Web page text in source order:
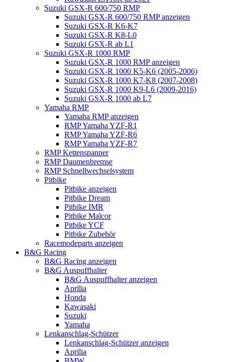
Suzuki GSX-R 600/750 RMP
Suzuki GSX-R 600/750 RMP anzeigen
Suzuki GSX-R K6-K7
Suzuki GSX-R K8-L0
Suzuki GSX-R ab L1
Suzuki GSX-R 1000 RMP
Suzuki GSX-R 1000 RMP anzeigen
Suzuki GSX-R 1000 K5-K6 (2005-2006)
Suzuki GSX-R 1000 K7-K8 (2007-2008)
Suzuki GSX-R 1000 K9-L6 (2009-2016)
Suzuki GSX-R 1000 ab L7
Yamaha RMP
Yamaha RMP anzeigen
RMP Yamaha YZF-R1
RMP Yamaha YZF-R6
RMP Yamaha YZF-R7
RMP Kettenspanner
RMP Daumenbremse
RMP Schnellwechselsystem
Pitbike
Pitbike anzeigen
Pitbike Dream
Pitbike IMR
Pitbike Malcor
Pitbike YCF
Pitbike Zubehör
Racemodeparts anzeigen
B&G Racing
B&G Racing anzeigen
B&G Auspuffhalter
B&G Auspuffhalter anzeigen
Aprilia
Honda
Kawasaki
Suzuki
Yamaha
Lenkanschlag-Schützer
Lenkanschlag-Schützer anzeigen
Aprilia